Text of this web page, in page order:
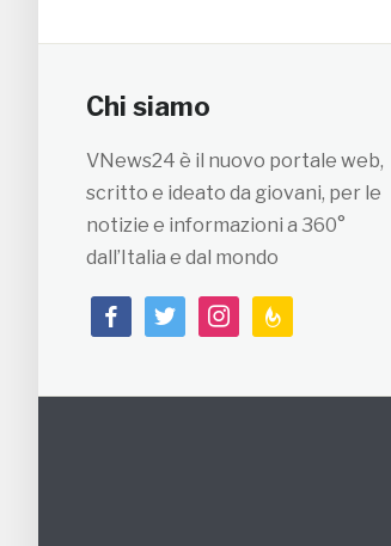
Chi siamo
VNews24 è il nuovo portale web,
scritto e ideato da giovani, per le
notizie e informazioni a 360°
dall’Italia e dal mondo
facebooktwitterinstagramfeedburner